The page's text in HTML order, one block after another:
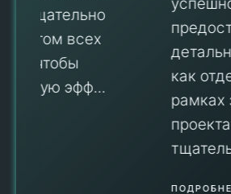
предоставляем услугу
детальному расчету
как отдельно, так и
рамках заказанного у
проекта. Наши
тщательно